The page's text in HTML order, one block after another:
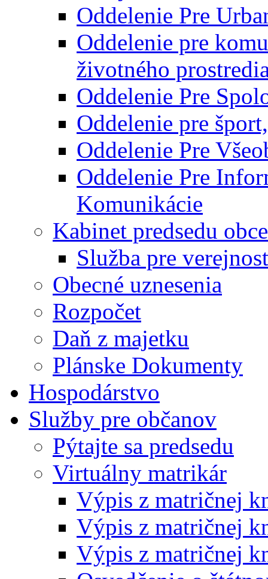
Oddelenie Pre
Oddelenie pre
životného
Oddelenie Pre
Oddelenie pre
Oddelenie Pre
Oddelenie Pre
Komunikácie
Kabinet predsedu obce
Služba pre
Obecné uznesenia
Rozpočet
Daň z majetku
Plánske Dokumenty
Hospodárstvo
Služby pre občanov
Pýtajte sa predsedu
Virtuálny matrikár
Výpis z matričnej
Výpis z matričnej
Výpis z matričnej